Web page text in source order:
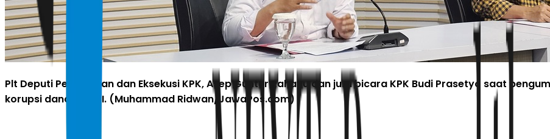
Plt Deputi Penindakan dan Eksekusi KPK, Asep Guntur Rahayu dan juru bicara KPK Budi Prasetyo saat
korupsi dana CSR BI. (Muhammad Ridwan/JawaPos.com)